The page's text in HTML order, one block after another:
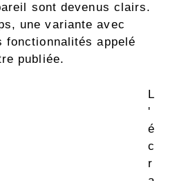
sont devenus clairs.
une variante avec
fonctionnalités appelé
publiée.
L
'
é
c
r